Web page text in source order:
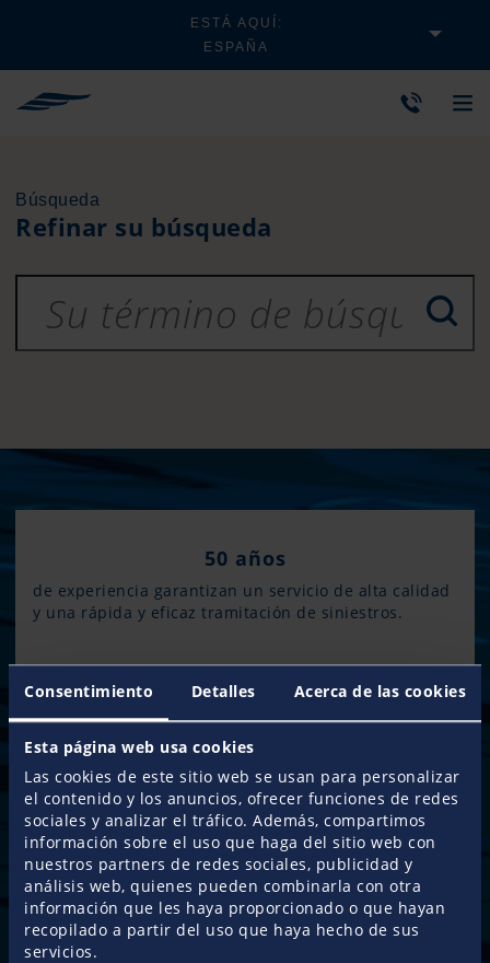
Consentimiento Detalles Acerca de las cookies
Esta página web usa cookies
Las cookies de este sitio web se usan para personalizar
el contenido y los anuncios, ofrecer funciones de redes
sociales y analizar el tráfico. Además, compartimos
información sobre el uso que haga del sitio web con
nuestros partners de redes sociales, publicidad y
análisis web, quienes pueden combinarla con otra
información que les haya proporcionado o que hayan
recopilado a partir del uso que haya hecho de sus
servicios.
ESTÁ AQUÍ:
ESPAÑA
Búsqueda
Refinar su búsqueda
50 años
de experiencia garantizan un servicio de alta calidad
y una rápida y eficaz tramitación de siniestros.
110.000 clientes
ya confían en nosotros y hacen que Pantaenius sea la
35.000 especialistas
en nuestra red de contactos aportan un servicio local
y le facilitan asesoramiento y apoyo técnico en todo
el mundo.